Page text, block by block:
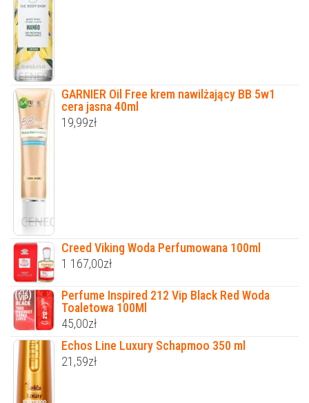
GARNIER Oil Free krem nawilżający BB 5w1
cera jasna 40ml
19,99zł
Creed Viking Woda Perfumowana 100ml
1 167,00zł
Perfume Inspired 212 Vip Black Red Woda
Toaletowa 100Ml
45,00zł
Echos Line Luxury Schapmoo 350 ml
21,59zł